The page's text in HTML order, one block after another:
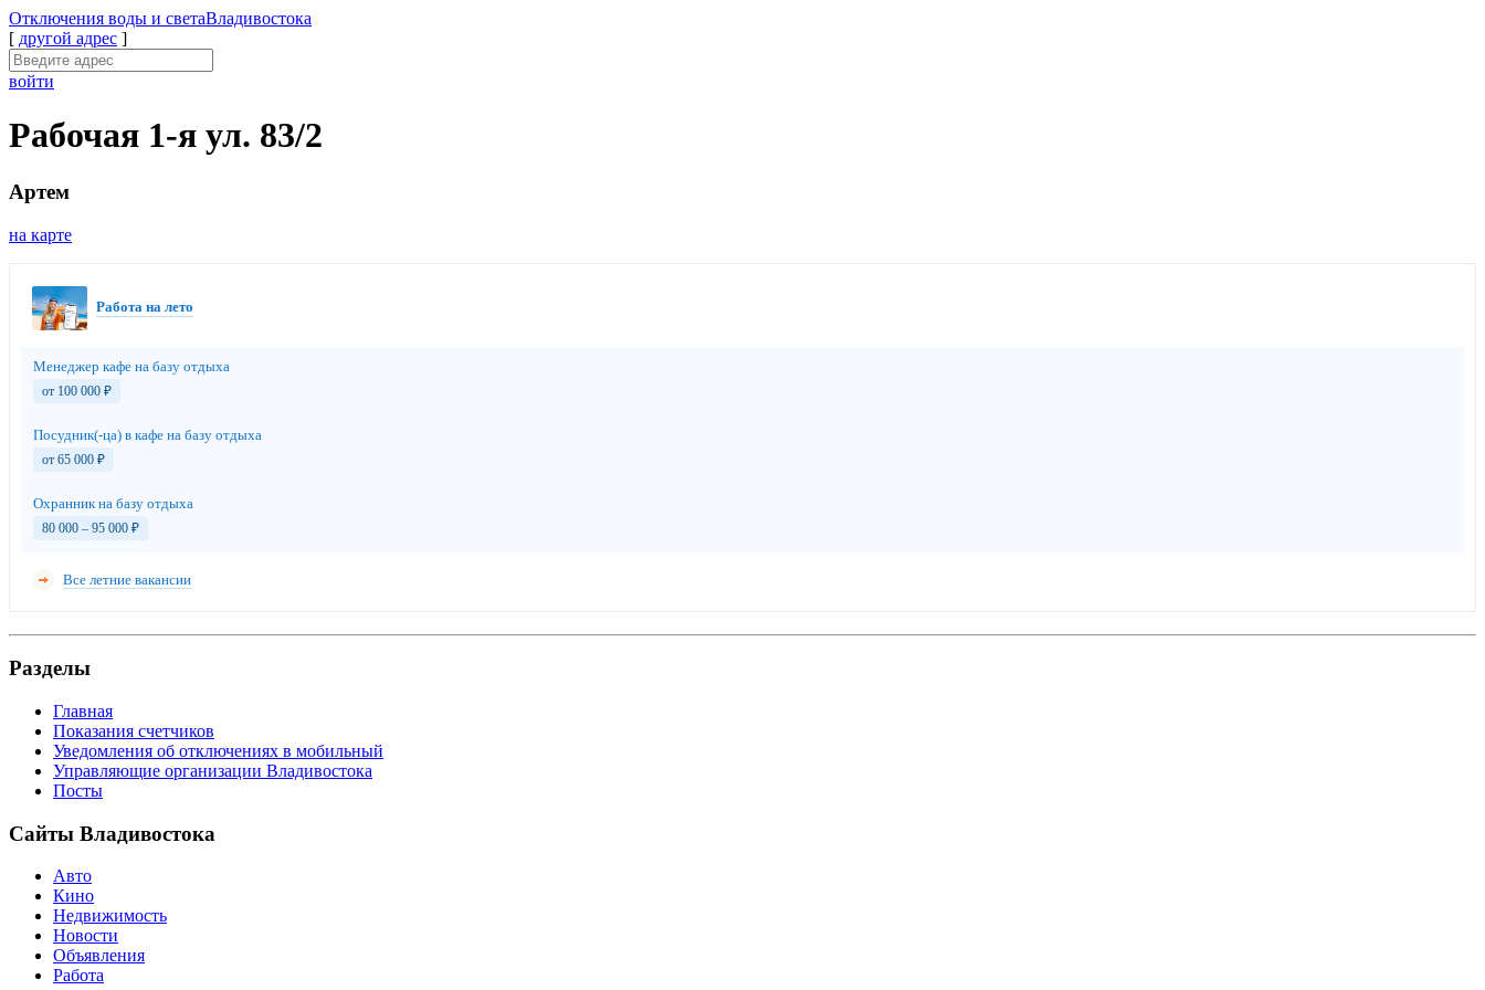
Отключения воды и светаВладивостока
[ другой адрес ]
войти
Рабочая 1-я ул. 83/2
Артем
на карте
Работа на лето
Менеджер кафе на базу отдыха
от 100 000 ₽
Посудник(-ца) в кафе на базу отдыха
от 65 000 ₽
Охранник на базу отдыха
80 000 – 95 000 ₽
Все летние вакансии
Разделы
Главная
Показания счетчиков
Уведомления об отключениях в мобильный
Управляющие организации Владивостока
Посты
Сайты Владивостока
Авто
Кино
Недвижимость
Новости
Объявления
Работа